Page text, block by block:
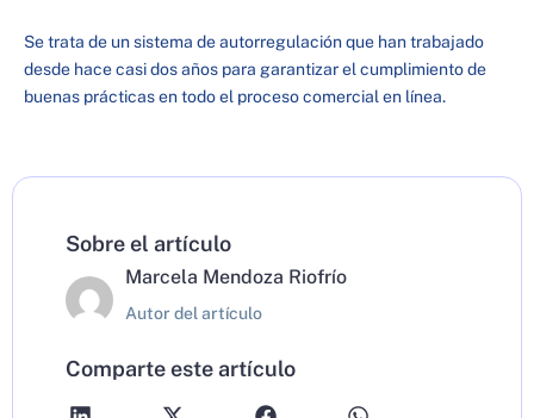
Se trata de un sistema de autorregulación que han trabajado
desde hace casi dos años para garantizar el cumplimiento de
buenas prácticas en todo el proceso comercial en línea.
Sobre el artículo
Marcela Mendoza Riofrío
Autor del artículo
Comparte este artículo